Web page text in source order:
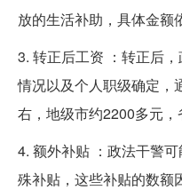
放的生活补助，具体金额
3. 转正后工资 ：转正后
情况以及个人职级确定，
右，地级市约2200多元，
4. 额外补贴 ：政法干警
殊补贴，这些补贴的数额